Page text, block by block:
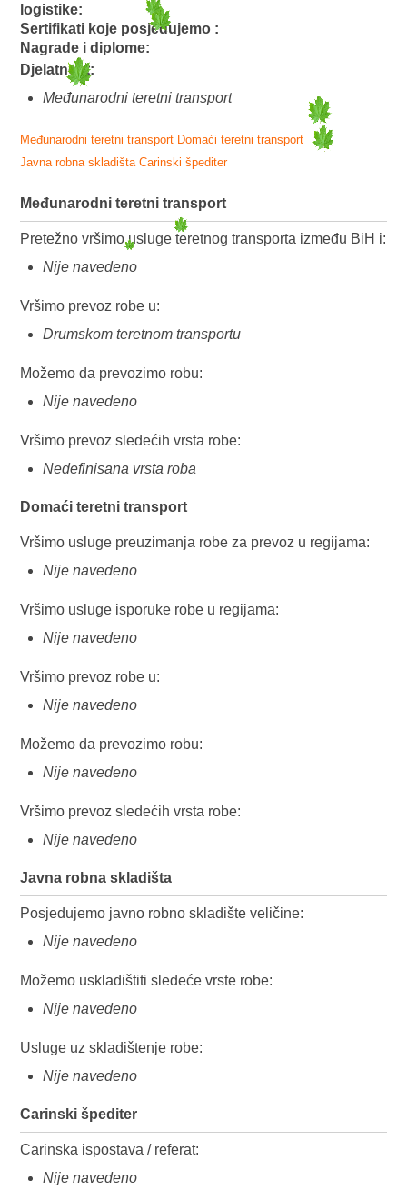
logistike:
Sertifikati koje posjedujemo :
Nagrade i diplome:
Djelatnost:
Međunarodni teretni transport
Međunarodni teretni transport Domaći teretni transport
Javna robna skladišta Carinski špediter
Međunarodni teretni transport
Pretežno vršimo usluge teretnog transporta između BiH i:
Nije navedeno
Vršimo prevoz robe u:
Drumskom teretnom transportu
Možemo da prevozimo robu:
Nije navedeno
Vršimo prevoz sledećih vrsta robe:
Nedefinisana vrsta roba
Domaći teretni transport
Vršimo usluge preuzimanja robe za prevoz u regijama:
Nije navedeno
Vršimo usluge isporuke robe u regijama:
Nije navedeno
Vršimo prevoz robe u:
Nije navedeno
Možemo da prevozimo robu:
Nije navedeno
Vršimo prevoz sledećih vrsta robe:
Nije navedeno
Javna robna skladišta
Posjedujemo javno robno skladište veličine:
Nije navedeno
Možemo uskladištiti sledeće vrste robe:
Nije navedeno
Usluge uz skladištenje robe:
Nije navedeno
Carinski špediter
Carinska ispostava / referat:
Nije navedeno